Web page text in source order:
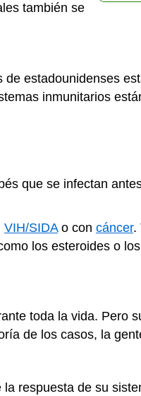
también se
de estadounidenses
inmunitarios
que se infectan
VIH/SIDAo con cáncer.
los esteroides o los
toda la vida. Pero
de los casos, la
respuesta de su